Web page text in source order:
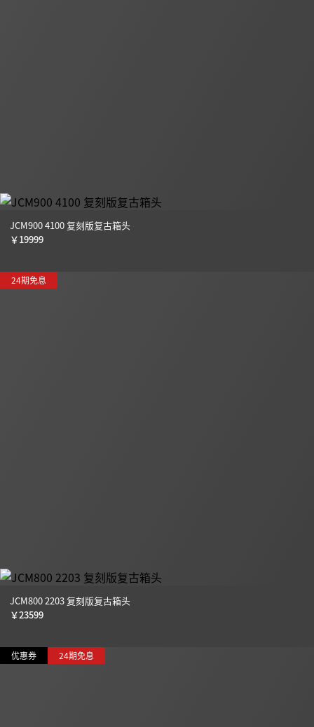
JCM900 4100 复刻版复古箱头
￥19999
24期免息
JCM800 2203 复刻版复古箱头
￥23599
优惠券 24期免息